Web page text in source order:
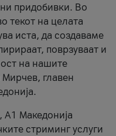
придобивки. Во
текот на целата
иста, да создаваме
поврзуваат и
на нашите
Мирчев, главен
А1 Македонија
стриминг услуги